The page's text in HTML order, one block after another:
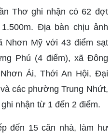
Thơ ghi nhận có 62 đợt
Địa bàn chịu ảnh
Nhơn Mỹ với 43 điểm sạt
Phú (4 điểm), xã Đông
Ái, Thới An Hội, Đại
các phường Trung Nhứt,
nhận từ 1 đến 2 điểm.
đến 15 căn nhà, làm hư